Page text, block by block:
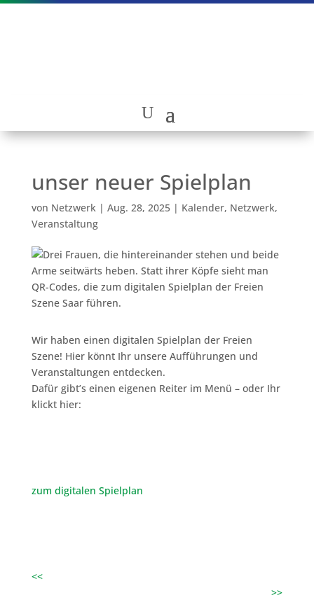
unser neuer Spielplan
von Netzwerk| Aug. 28, 2025| Kalender, Netzwerk,
Veranstaltung
Wir haben einen digitalen Spielplan der Freien
Szene! Hier könnt Ihr unsere Aufführungen und
Veranstaltungen entdecken.
Dafür gibt’s einen eigenen Reiter im Menü – oder Ihr
klickt hier:
zum digitalen Spielplan
<<
>>